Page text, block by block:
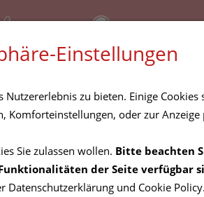
Bereitschaftsdienst
Vitry
Einstellungen
zu bieten. Einige
Komforteinstellungen, oder zur
Sie zulassen wollen. Bitte beachten
der Seite verfügbar
Datenschutzerklärung und Cookie Policy.